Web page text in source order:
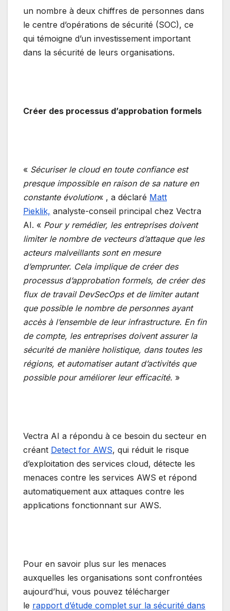
un nombre à deux chiffres de personnes dans
le centre d’opérations de sécurité (SOC), ce
qui témoigne d’un investissement important
dans la sécurité de leurs organisations.
Créer des processus d’approbation formels
« Sécuriser le cloud en toute confiance est
presque impossible en raison de sa nature en
constante évolution« , a déclaré Matt
Pieklik, analyste-conseil principal chez Vectra
AI. « Pour y remédier, les entreprises doivent
limiter le nombre de vecteurs d’attaque que les
acteurs malveillants sont en mesure
d’emprunter. Cela implique de créer des
processus d’approbation formels, de créer des
flux de travail DevSecOps et de limiter autant
que possible le nombre de personnes ayant
accès à l’ensemble de leur infrastructure. En fin
de compte, les entreprises doivent assurer la
sécurité de manière holistique, dans toutes les
régions, et automatiser autant d’activités que
possible pour améliorer leur efficacité. »
Vectra AI a répondu à ce besoin du secteur en
créant Detect for AWS, qui réduit le risque
d’exploitation des services cloud, détecte les
menaces contre les services AWS et répond
automatiquement aux attaques contre les
applications fonctionnant sur AWS.
Pour en savoir plus sur les menaces
auxquelles les organisations sont confrontées
aujourd’hui, vous pouvez télécharger
le rapport d’étude complet sur la sécurité dans